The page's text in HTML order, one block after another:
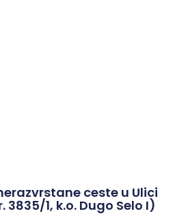
ceste u Ulici
3835/1, k.o. Dugo Selo I)